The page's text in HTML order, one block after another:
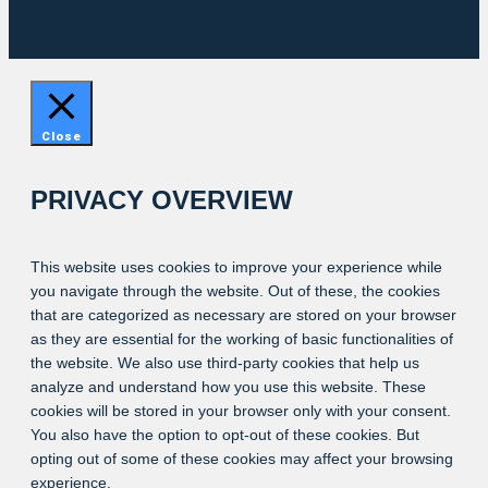
Close
PRIVACY OVERVIEW
This website uses cookies to improve your experience while
you navigate through the website. Out of these, the cookies
that are categorized as necessary are stored on your browser
as they are essential for the working of basic functionalities of
the website. We also use third-party cookies that help us
analyze and understand how you use this website. These
cookies will be stored in your browser only with your consent.
You also have the option to opt-out of these cookies. But
opting out of some of these cookies may affect your browsing
experience.